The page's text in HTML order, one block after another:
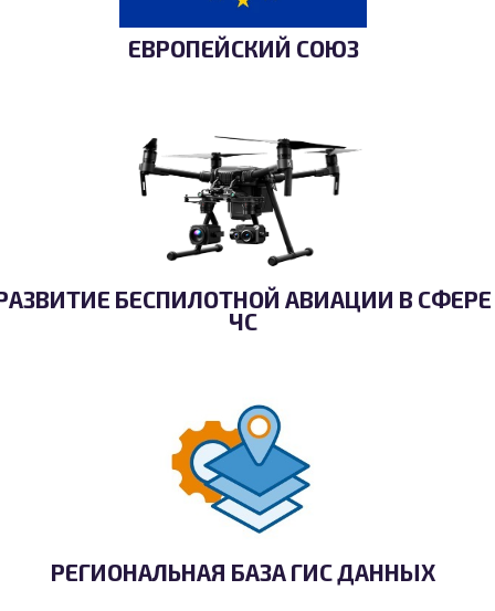
ЕВРОПЕЙСКИЙ СОЮЗ
БЕСПИЛОТНОЙ АВИАЦИИ В СФЕРЕ
ЧС
РЕГИОНАЛЬНАЯ БАЗА ГИС ДАННЫХ